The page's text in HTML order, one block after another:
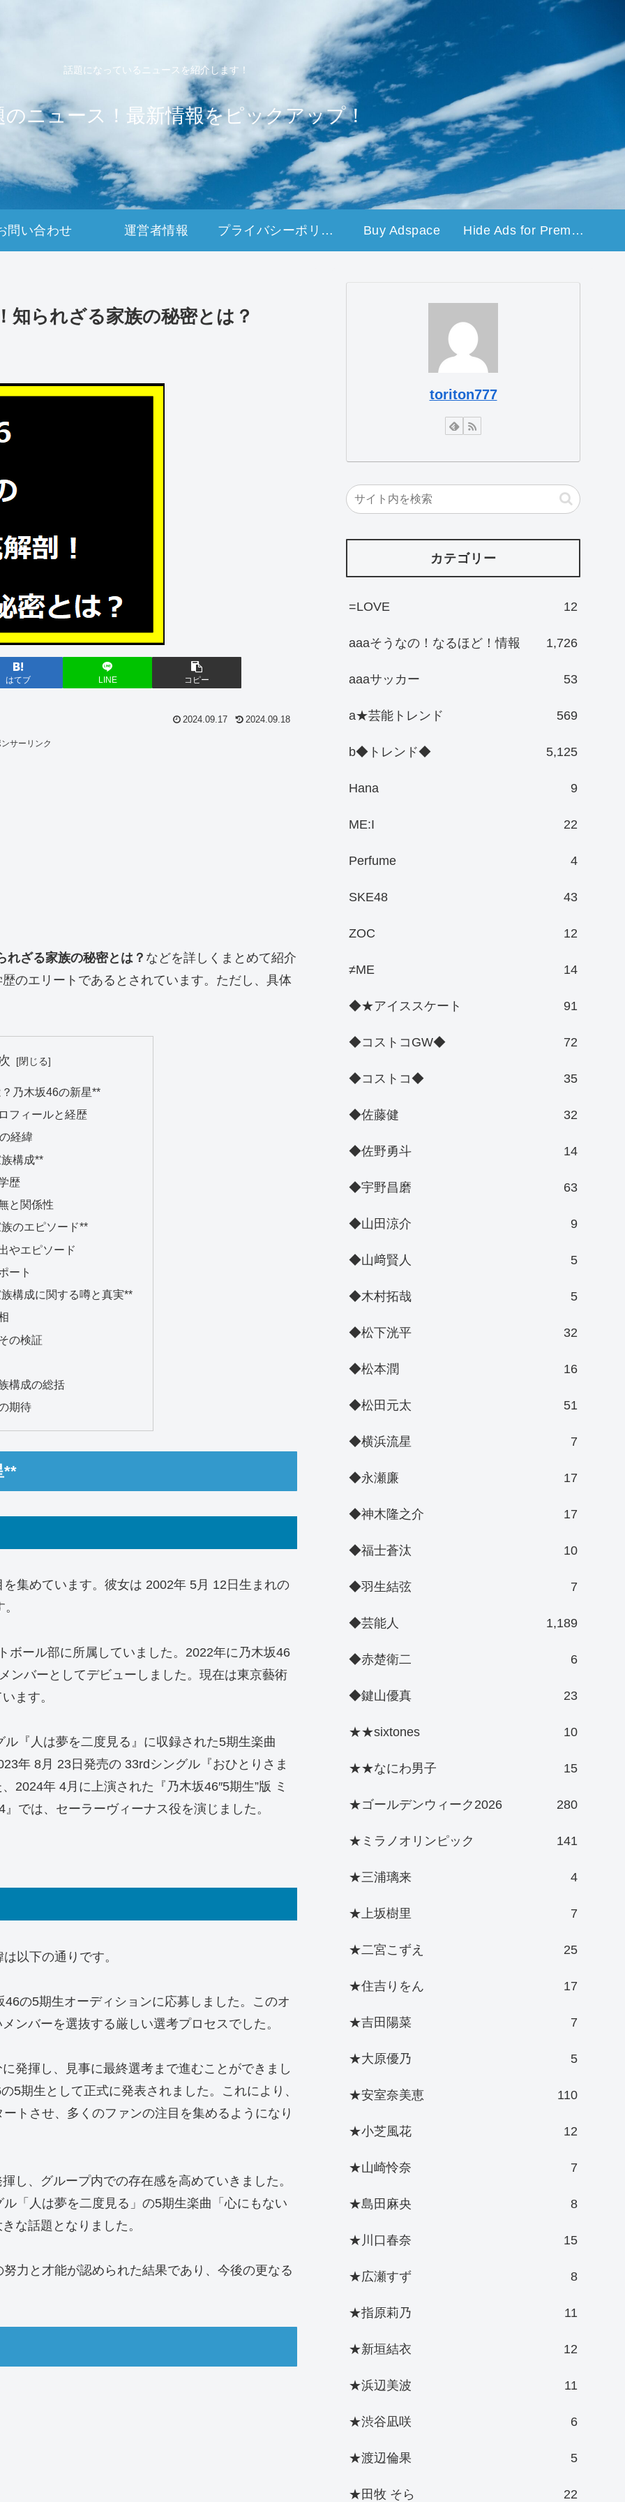
話題になっているニュースを紹介します！
ニュース！最新情報をピックアップ！
問い合わせ 運営者情報 プライバシーポリシー Buy Adspace Hide Ads for Premium Members
知られざる家族の秘密とは？
はてブ LINE コピー
2024.09.17 2024.09.18
ンサーリンク
れざる家族の秘密とは？ などを詳しくまとめて紹介
のエリートであるとされています。ただし、具体
乃木坂46の新星**
フィールと経歴
経緯
構成**
歴
と関係性
のエピソード**
やエピソード
ート
構成に関する噂と真実**
の検証
構成の総括
期待
**
集めています。彼女は 2002年 5月 12日生まれの
ボール部に所属していました。2022年に乃木坂46
ンバーとしてデビューしました。現在は東京藝術
ます。
『人は夢を二度見る』に収録された5期生楽曲
年 8月 23日発売の 33rdシングル『おひとりさま
2024年 4月に上演された『乃木坂46″5期生”版 ミ
では、セーラーヴィーナス役を演じました。
以下の通りです。
の5期生オーディションに応募しました。このオ
ンバーを選抜する厳しい選考プロセスでした。
発揮し、見事に最終選考まで進むことができまし
5期生として正式に発表されました。これにより、
トさせ、多くのファンの注目を集めるようになり
し、グループ内での存在感を高めていきました。
「人は夢を二度見る」の5期生楽曲「心にもない
な話題となりました。
力と才能が認められた結果であり、今後の更なる
toriton777
カテゴリー
=LOVE 12
aaaそうなの！なるほど！情報 1,726
aaaサッカー 53
a★芸能トレンド 569
b◆トレンド◆ 5,125
Hana 9
ME:I 22
Perfume 4
SKE48 43
ZOC 12
≠ME 14
◆★アイススケート 91
◆コストコGW◆ 72
◆コストコ◆ 35
◆佐藤健 32
◆佐野勇斗 14
◆宇野昌磨 63
◆山田涼介 9
◆山﨑賢人 5
◆木村拓哉 5
◆松下洸平 32
◆松本潤 16
◆松田元太 51
◆横浜流星 7
◆永瀬廉 17
◆神木隆之介 17
◆福士蒼汰 10
◆羽生結弦 7
◆芸能人 1,189
◆赤楚衛二 6
◆鍵山優真 23
★★sixtones 10
★★なにわ男子 15
★ゴールデンウィーク2026 280
★ミラノオリンピック 141
★三浦璃来 4
★上坂樹里 7
★二宮こずえ 25
★住吉りをん 17
★吉田陽菜 7
★大原優乃 5
★安室奈美恵 110
★小芝風花 12
★山崎怜奈 7
★島田麻央 8
★川口春奈 15
★広瀬すず 8
★指原莉乃 11
★新垣結衣 12
★浜辺美波 11
★渋谷凪咲 6
★渡辺倫果 5
★田牧 そら 22